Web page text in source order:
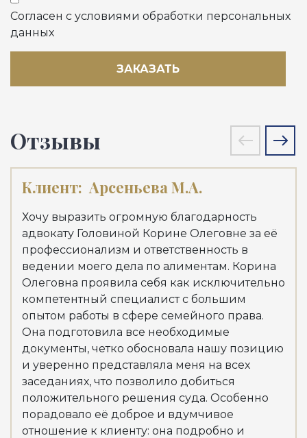
Согласен с условиями обработки персональных
данных
ЗАКАЗАТЬ
Отзывы
Клиент: Арсеньева М.А.
Хочу выразить огромную благодарность
адвокату Головиной Корине Олеговне за её
профессионализм и ответственность в
ведении моего дела по алиментам. Корина
Олеговна проявила себя как исключительно
компетентный специалист с большим
опытом работы в сфере семейного права.
Она подготовила все необходимые
документы, четко обосновала нашу позицию
и уверенно представляла меня на всех
заседаниях, что позволило добиться
положительного решения суда. Особенно
порадовало её доброе и вдумчивое
отношение к клиенту: она подробно и